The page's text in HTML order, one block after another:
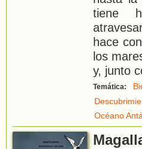
tiene
hace
los
y, junto
Temática:
Océano